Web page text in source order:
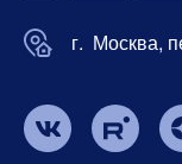
г. Москва,